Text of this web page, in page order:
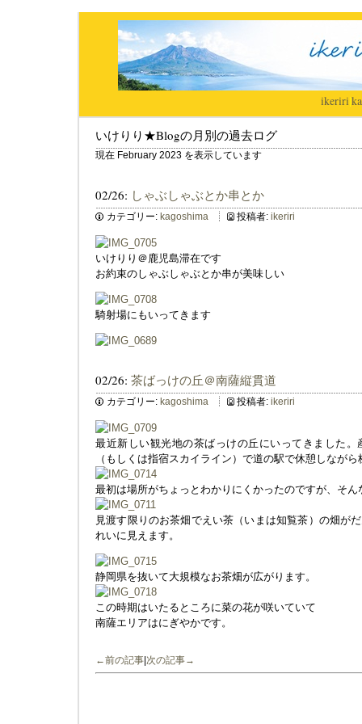
ikeriri|
いけりり★Blogの月別の過去ログ
現在 February 2023 を表示しています
02/26: しゃぶしゃぶとか串とか
カテゴリー: kagoshima 投稿者: ikeriri
いけりり＠鹿児島滞在です
お約束のしゃぶしゃぶとか串が美味しい
騎射場にもいってきます
02/26: 茶ばっけの丘＠南薩縦貫道
カテゴリー: kagoshima 投稿者: ikeriri
最近新しい観光地の茶ばっけの丘にいってきました
（もしくは指宿スカイライン）で道の駅で休憩しながら
最初は場所がちょっとわかりにくかったのですが、そ
見渡す限りのお茶畑でえい茶（いまは知覧茶）の畑が
れいに見えます。
静岡県を抜いて大規模なお茶畑が広がります。
この時期はいたるところに菜の花が咲いていて
南薩エリアはにぎやかです。
←前の記事 次の記事→